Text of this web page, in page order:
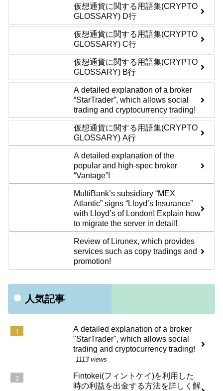
仮想通貨に関する用語集(CRYPTO
GLOSSARY) D行
仮想通貨に関する用語集(CRYPTO
GLOSSARY) C行
仮想通貨に関する用語集(CRYPTO
GLOSSARY) B行
A detailed explanation of a broker
“StarTrader”, which allows social
trading and cryptocurrency trading!
仮想通貨に関する用語集(CRYPTO
GLOSSARY) A行
A detailed explanation of the
popular and high-spec broker
“Vantage”!
MultiBank’s subsidiary “MEX
Atlantic” signs “Lloyd’s Insurance”
with Lloyd’s of London! Explain how
to migrate the server in detail!
Review of Lirunex, which provides
services such as copy tradings and
promotion!
人気記事
A detailed explanation of a broker
"StarTrader", which allows social
trading and cryptocurrency trading!
1113 views
Fintokei(フィントケイ)を利用した
時の利益を出金する方法を詳しく解